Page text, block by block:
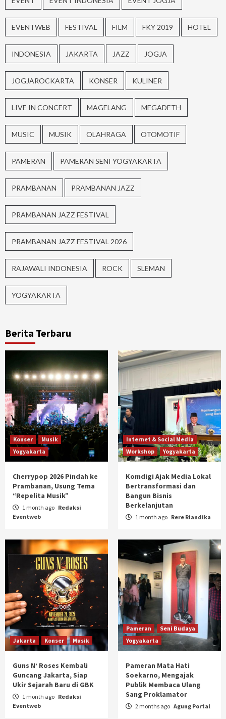
EVENTWEB FESTIVAL FILM FKY 2019 HOTEL
INDONESIA JAKARTA JAZZ JOGJA
JOGJAROCKARTA KONSER KULINER
LIVE IN CONCERT MAGELANG MEGADETH
MUSIC MUSIK OLAHRAGA OTOMOTIF
PAMERAN PAMERAN SENI YOGYAKARTA
PRAMBANAN PRAMBANAN JAZZ
PRAMBANAN JAZZ FESTIVAL
PRAMBANAN JAZZ FESTIVAL 2026
RAJAWALI INDONESIA ROCK SLEMAN
YOGYAKARTA
Berita Terbaru
Konser
Musik
Yogyakarta
Cherrypop 2026 Pindah ke
Prambanan, Usung Tema
“Repelita Musik”
1 month ago Redaksi
Eventweb
Internet & Social Media
Workshop
Yogyakarta
Komdigi Ajak Media Lokal
Bertransformasi dan
Bangun Bisnis
Berkelanjutan
1 month ago Rere Riandika
Jakarta Konser Musik
Guns N’ Roses Kembali
Guncang Jakarta, Siap
Ukir Sejarah Baru di GBK
1 month ago Redaksi
Eventweb
Pameran
Seni Budaya
Yogyakarta
Pameran Mata Hati
Soekarno, Mengajak
Publik Membaca Ulang
Sang Proklamator
2 months ago Agung Portal